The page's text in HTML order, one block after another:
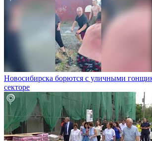
Новосибирска борются с уличными
секторе